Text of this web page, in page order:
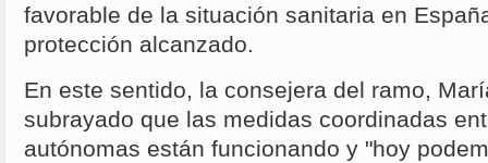
favorable de la situación sanitaria en
protección alcanzado.
En este sentido, la consejera del ramo,
subrayado que las medidas coordinadas
autónomas están funcionando y "hoy